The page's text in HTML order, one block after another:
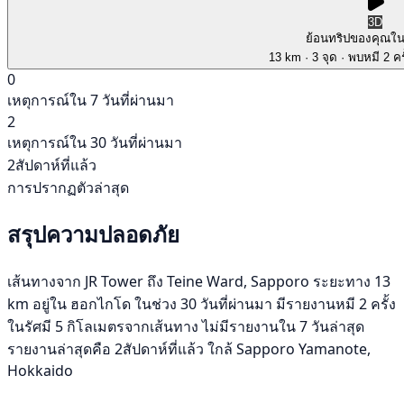
3D
ย้อนทริปของคุณใ
13 km · 3 จุด · พบหมี 2
0
เหตุการณ์ใน 7 วันที่ผ่านมา
2
เหตุการณ์ใน 30 วันที่ผ่านมา
2สัปดาห์ที่แล้ว
การปรากฏตัวล่าสุด
สรุปความปลอดภัย
เส้นทางจาก JR Tower ถึง Teine Ward, Sapporo ระยะทาง 13
km อยู่ใน ฮอกไกโด ในช่วง 30 วันที่ผ่านมา มีรายงานหมี 2 ครั้ง
ในรัศมี 5 กิโลเมตรจากเส้นทาง ไม่มีรายงานใน 7 วันล่าสุด
รายงานล่าสุดคือ 2สัปดาห์ที่แล้ว ใกล้ Sapporo Yamanote,
Hokkaido